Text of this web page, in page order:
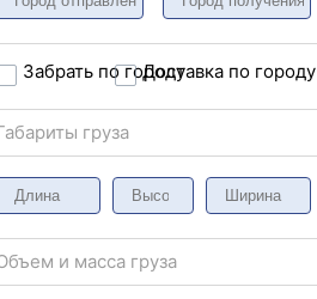
Забрать по городуДоставка по городу
груза
и масса груза